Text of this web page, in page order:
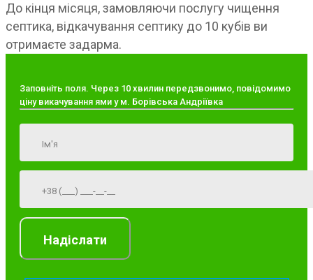
До кінця місяця, замовляючи послугу чищення
септика, відкачування септику до 10 кубів ви
отримаєте задарма.
Заповніть поля. Через 10 хвилин передзвонимо, повідомимо
ціну викачування ями у м. Борівська Андріївка